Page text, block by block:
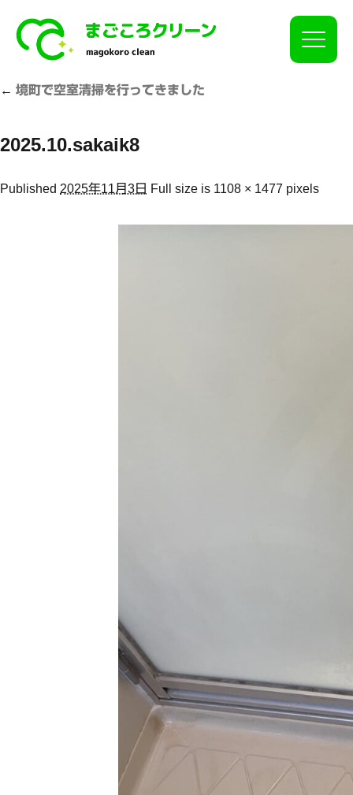
Click
← 境町で空室清掃を行ってきました
2025.10.sakaik8
Published 2025年11月3日 Full size is 1108 × 1477 pixels